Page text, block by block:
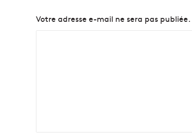
Votre adresse e-mail ne sera pas publiée.